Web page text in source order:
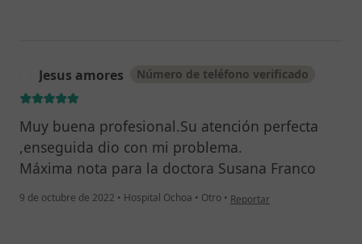
Jesus amores Número de teléfono verificado
Muy buena profesional.Su atención perfecta
,enseguida dio con mi problema.
Máxima nota para la doctora Susana Franco
9 de octubre de 2022 • Hospital Ochoa • Otro • en opinión del usuario Jesus
Reportar